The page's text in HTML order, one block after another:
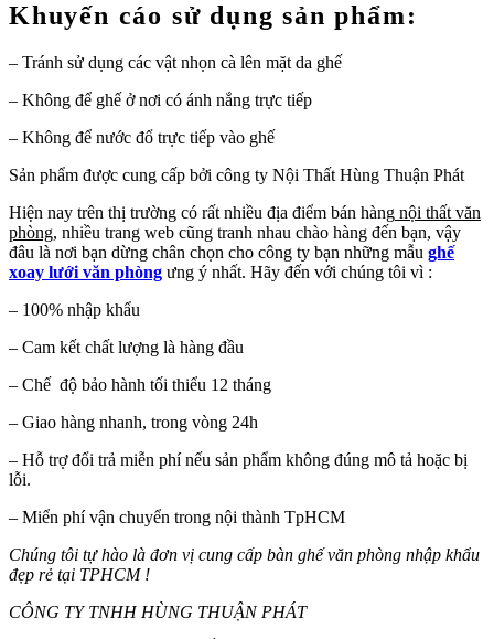
Khuyến cáo sử dụng sản phẩm:
– Tránh sử dụng các vật nhọn cà lên mặt da ghế
– Không để ghế ở nơi có ánh nắng trực tiếp
– Không để nước đổ trực tiếp vào ghế
Sản phẩm được cung cấp bởi công ty Nội Thất Hùng Thuận Phát
Hiện nay trên thị trường có rất nhiều địa điểm bán hàng nội thất văn
phòng, nhiều trang web cũng tranh nhau chào hàng đến bạn, vậy
đâu là nơi bạn dừng chân chọn cho công ty bạn những mẫu ghế
xoay lưới văn phòng ưng ý nhất. Hãy đến với chúng tôi vì :
– 100% nhập khẩu
– Cam kết chất lượng là hàng đầu
– Chế độ bảo hành tối thiểu 12 tháng
– Giao hàng nhanh, trong vòng 24h
– Hỗ trợ đổi trả miễn phí nếu sản phẩm không đúng mô tả hoặc bị
lỗi.
– Miển phí vận chuyển trong nội thành TpHCM
Chúng tôi tự hào là đơn vị cung cấp bàn ghế văn phòng nhập khẩu
đẹp rẻ tại TPHCM !
CÔNG TY TNHH HÙNG THUẬN PHÁT